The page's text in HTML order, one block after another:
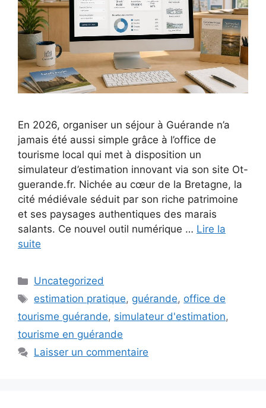
En 2026, organiser un séjour à Guérande n’a
jamais été aussi simple grâce à l’office de
tourisme local qui met à disposition un
simulateur d’estimation innovant via son site Ot-
guerande.fr. Nichée au cœur de la Bretagne, la
cité médiévale séduit par son riche patrimoine
et ses paysages authentiques des marais
salants. Ce nouvel outil numérique … Lire la
suite
Catégories
Uncategorized
Étiquettes
estimation pratique, guérande, office de
tourisme guérande, simulateur d'estimation,
tourisme en guérande
Laisser un commentaire